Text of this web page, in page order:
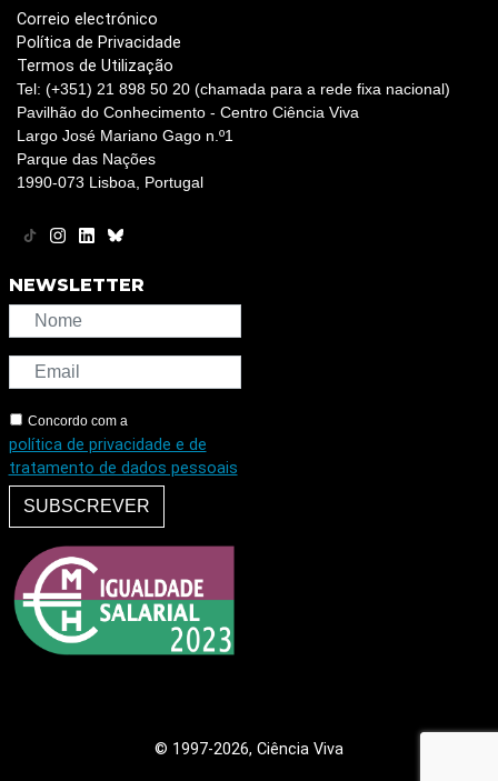
Correio electrónico
Política de Privacidade
Termos de Utilização
Tel: (+351) 21 898 50 20 (chamada para a rede fixa nacional)
Pavilhão do Conhecimento - Centro Ciência Viva
Largo José Mariano Gago n.º1
Parque das Nações
1990-073 Lisboa, Portugal
NEWSLETTER
Concordo com a
política de privacidade e de
tratamento de dados pessoais
SUBSCREVER
© 1997-2026, Ciência Viva